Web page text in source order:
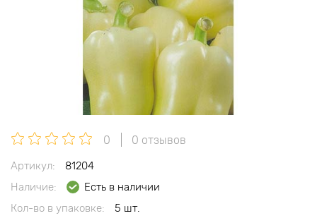
0 0 отзывов
Артикул:
81204
Наличие:
Есть в наличии
Кол-во в упаковке:
5 шт.